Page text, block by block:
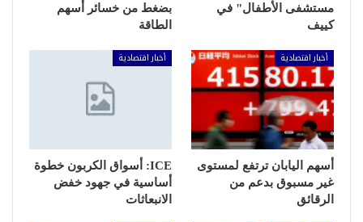
مستشفى الأطفال" في
كييف
بضغط من خسائر أسهم
الطاقة
أخبار اقتصادية
أسهم اليابان ترتفع لمستوى
غير مسبوق بدعم من
الرقائق
أخبار اقتصادية
ICE: أسواق الكربون خطوة
أساسية في جهود خفض
الانبعاثات